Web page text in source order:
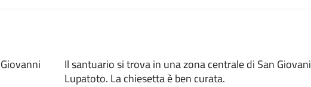
Il santuario si trova in una zona centrale di San Giovani
Lupatoto. La chiesetta è ben curata.